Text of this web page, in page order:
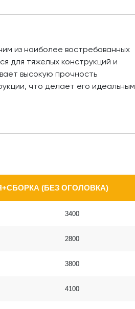
из наиболее востребованных
для тяжелых конструкций и
высокую прочность
что делает его идеальным
(БЕЗ ОГОЛОВКА)
3400
2800
3800
4100